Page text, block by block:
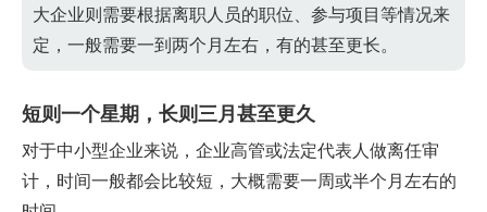
大企业则需要根据离职人员的职位、参与项目等情况来
定，一般需要一到两个月左右，有的甚至更长。
短则一个星期，长则三月甚至更久
对于中小型企业来说，企业高管或法定代表人做离任审
计，时间一般都会比较短，大概需要一周或半个月左右的